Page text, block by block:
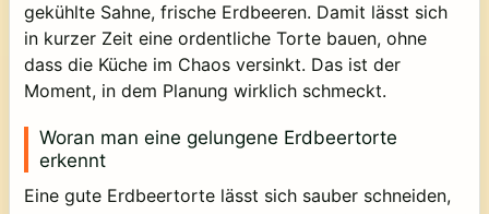
gekühlte Sahne, frische Erdbeeren. Damit lässt sich
in kurzer Zeit eine ordentliche Torte bauen, ohne
dass die Küche im Chaos versinkt. Das ist der
Moment, in dem Planung wirklich schmeckt.
Woran man eine gelungene Erdbeertorte
erkennt
Eine gute Erdbeertorte lässt sich sauber schneiden,